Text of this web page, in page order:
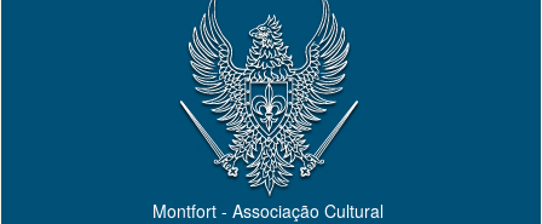
Montfort - Associação Cultural